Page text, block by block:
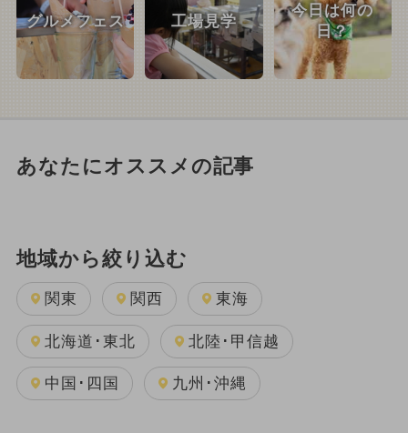
グルメフェス 工場見学
今日は何の
日？
あなたにオススメの記事
地域から絞り込む
関東 関西 東海
北海道･東北 北陸･甲信越
中国･四国 九州･沖縄